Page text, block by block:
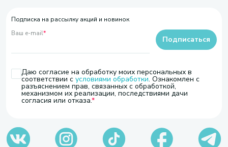
Подписка на рассылку акций и новинок
Ваш e-mail*
Даю согласие на обработку моих персональных в
соответствии с условиями обработки. Ознакомлен с
разъяснением прав, связанных с обработкой,
механизмом их реализации, последствиями дачи
согласия или отказа.
Подписаться